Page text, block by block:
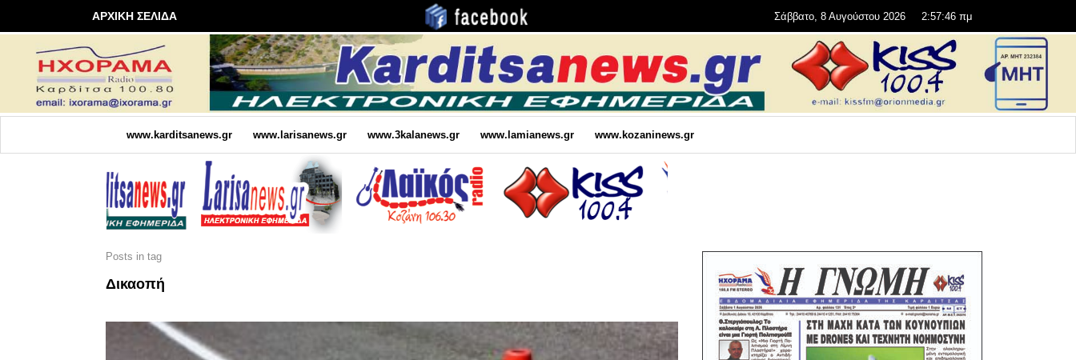
ΑΡΧΙΚΗ ΣΕΛΙΔΑ Σάββατο, 8 Αυγούστου 2026 2:57:48 πμ
www.karditsanews.gr www.larisanews.gr www.3kalanews.gr www.lamianews.gr www.kozaninews.gr
Posts in tag
Δικαοπή